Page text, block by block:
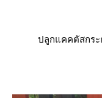
ปลูกแคคตัสกระ